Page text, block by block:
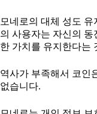
모네로의 대체 성도
의 사용자는 자신의 동
한 가치를 유지한다는
역사가 부족해서 코인
없습니다.